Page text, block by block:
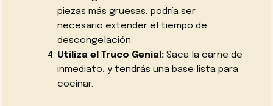
piezas más gruesas, podría ser
necesario extender el tiempo de
descongelación.
Utiliza el Truco Genial:Saca la carne de
inmediato, y tendrás una base lista para
cocinar.